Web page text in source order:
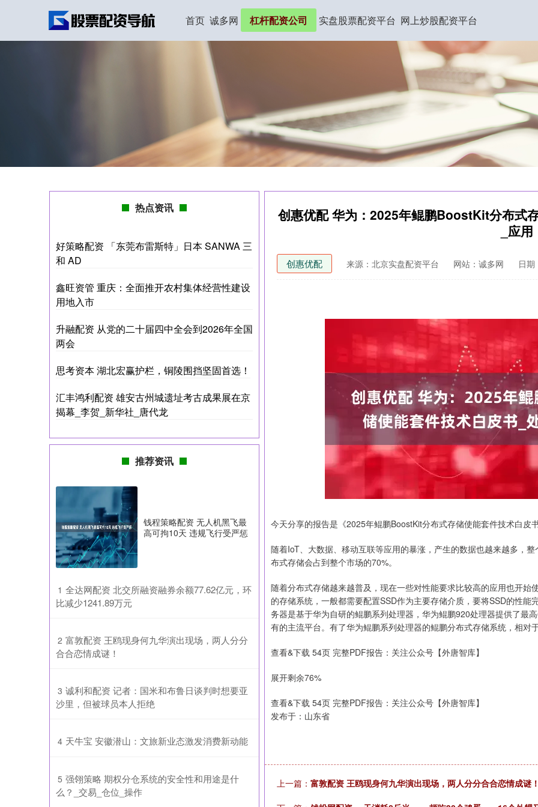
首页 诚多网 杠杆配资公司 实盘股票配资平台 网上炒股配资平台
创惠优配 华为：2025年鲲鹏BoostKit分布式
_应用
创惠优配 来源：北京实盘配资平台 网站：诚多网 日
今天分享的报告是《2025年鲲鹏BoostKit分布式存储使能套件技术白皮
随着IoT、大数据、移动互联等应用的暴涨，产生的数据也越来越多，
布式存储会占到整个市场的70%。
随着分布式存储越来越普及，现在一些对性能要求比较高的应用也开
的存储系统，一般都需要配置SSD作为主要存储介质，要将SSD的性
务器是基于华为自研的鲲鹏系列处理器，华为鲲鹏920处理器提供了最
有的主流平台。有了华为鲲鹏系列处理器的鲲鹏分布式存储系统，相
查看&下载 54页 完整PDF报告：关注公众号【外唐智库】
展开剩余76%
查看&下载 54页 完整PDF报告：关注公众号【外唐智库】
发布于：山东省
上一篇： 富敦配资 王鸥现身何九华演出现场，两人分分合合恋情成谜
热点资讯
好策略配资 「东莞布雷斯特」日本 SANWA 三
和 AD
鑫旺资管 重庆：全面推开农村集体经营性建设
用地入市
升融配资 从党的二十届四中全会到2026年全国
两会
思考资本 湖北宏赢护栏，铜陵围挡坚固首选！
汇丰鸿利配资 雄安古州城遗址考古成果展在京
揭幕_李贺_新华社_唐代龙
推荐资讯
钱程策略配资 无人机黑飞最
高可拘10天 违规飞行受严惩
1 ​全达网配资 北交所融资融券余额77.62亿元，环
比减少1241.89万元
2 ​富敦配资 王鸥现身何九华演出现场，两人分分
合合恋情成谜！
3 ​诚利和配资 记者：国米和布鲁日谈判时想要亚
沙里，但被球员本人拒绝
4 ​天牛宝 安徽潜山：文旅新业态激发消费新动能
5 ​强翎策略 期权分仓系统的安全性和用途是什
么？_交易_仓位_操作